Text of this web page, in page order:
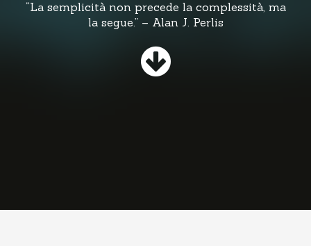
“La semplicità non precede la complessità, ma
la segue.” – Alan J. Perlis